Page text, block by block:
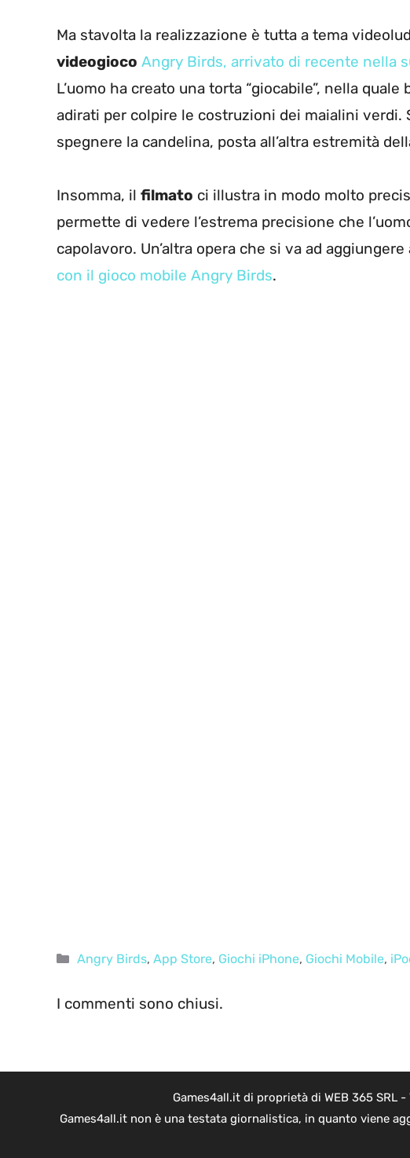
Ma stavolta la realizzazione è tutta a tema
videogioco Angry Birds, arrivato di recente nella
L’uomo ha creato una torta “giocabile”, nella
adirati per colpire le costruzioni dei maialini verdi.
spegnere la candelina, posta all’altra estremità
Insomma, il filmato ci illustra in modo molto
permette di vedere l’estrema precisione che
capolavoro. Un’altra opera che si va ad aggiungere
con il gioco mobile Angry Birds.
Categorie
Angry Birds, App Store, Giochi iPhone, Giochi Mobile,
I commenti sono chiusi.
Games4all.it di proprietà di WEB 365 SRL
Games4all.it non è una testata giornalistica, in quanto viene